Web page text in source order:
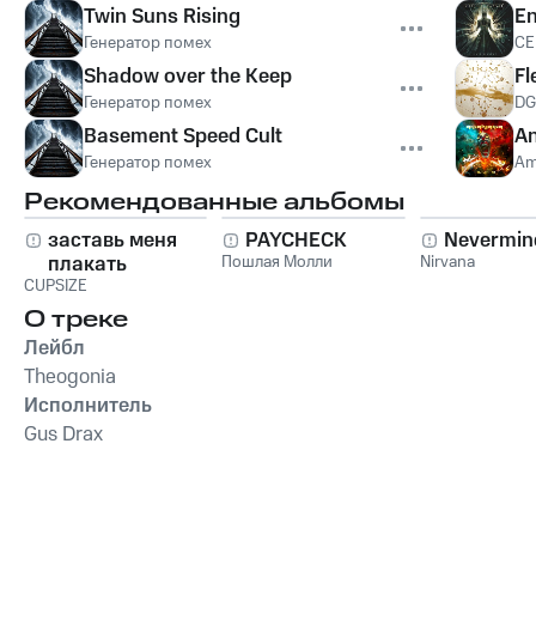
Twin Suns Rising
Генератор помех
Shadow over the Keep
Генератор помех
Basement Speed Cult
Генератор помех
Рекомендованные альбомы
заставь меня
плакать
CUPSIZE
PAYCHECK
Пошлая Молли Nirvana
О треке
Лейбл
Theogonia
Исполнитель
Gus Drax